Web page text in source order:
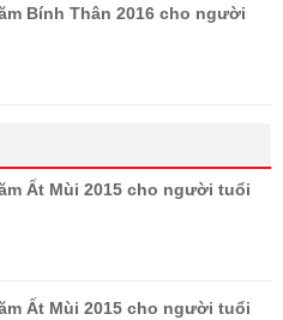
Bính Thân 2016 cho người
Ất Mùi 2015 cho người tuổi
Ất Mùi 2015 cho người tuổi